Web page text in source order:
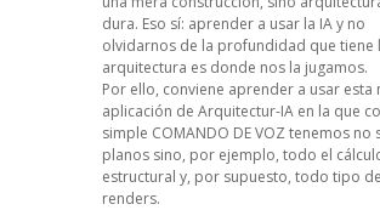
dura. Eso sí: aprender a usar la IA y no
olvidarnos de la profundidad que tiene
arquitectura es donde nos la jugamos.
Por ello, conviene aprender a usar esta
aplicación de Arquitectur-IA en la que
simple COMANDO DE VOZ tenemos no
planos sino, por ejemplo, todo el
estructural y, por supuesto, todo tipo de
renders.